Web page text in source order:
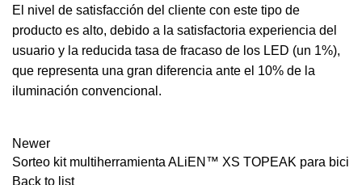
El nivel de satisfacción del cliente con este tipo de
producto es alto, debido a la satisfactoria experiencia del
usuario y la reducida tasa de fracaso de los LED (un 1%),
que representa una gran diferencia ante el 10% de la
iluminación convencional.
Newer
Sorteo kit multiherramienta ALiEN™ XS TOPEAK para bici
Back to list